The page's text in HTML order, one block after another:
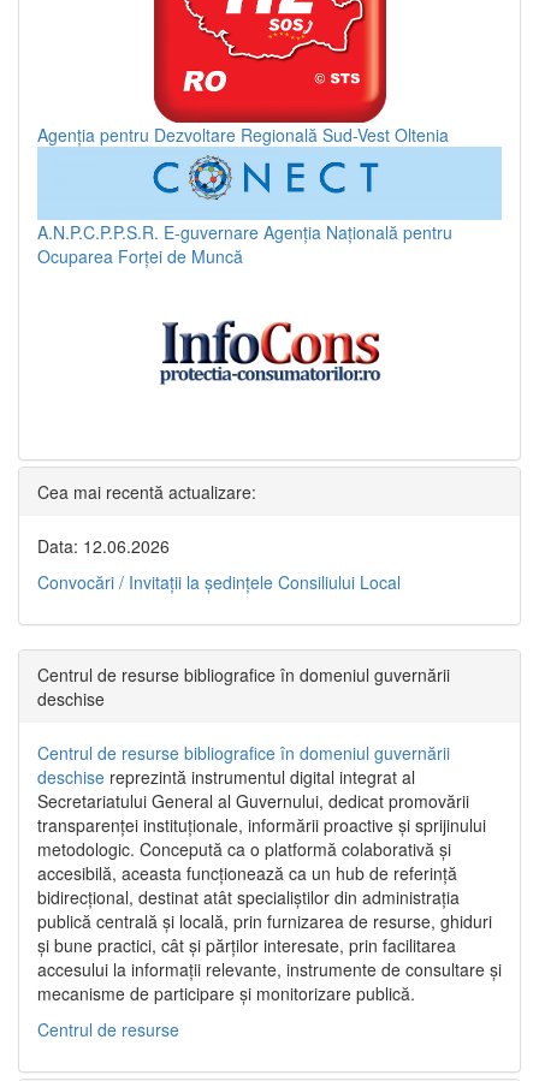
Agenția pentru Dezvoltare Regională Sud-Vest Oltenia
A.N.P.C.P.P.S.R. E-guvernare Agenția Națională pentru
Ocuparea Forței de Muncă
Cea mai recentă actualizare:
Data: 12.06.2026
Convocări / Invitaţii la şedinţele Consiliului Local
Centrul de resurse bibliografice în domeniul guvernării
deschise
Centrul de resurse bibliografice în domeniul guvernării
deschise reprezintă instrumentul digital integrat al
Secretariatului General al Guvernului, dedicat promovării
transparenței instituționale, informării proactive și sprijinului
metodologic. Concepută ca o platformă colaborativă și
accesibilă, aceasta funcționează ca un hub de referință
bidirecțional, destinat atât specialiștilor din administrația
publică centrală și locală, prin furnizarea de resurse, ghiduri
și bune practici, cât și părților interesate, prin facilitarea
accesului la informații relevante, instrumente de consultare și
mecanisme de participare și monitorizare publică.
Centrul de resurse